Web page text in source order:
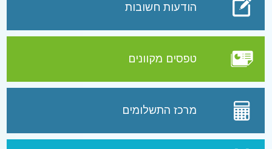
הודעות חשובות
טפסים מקוונים
מרכז התשלומים